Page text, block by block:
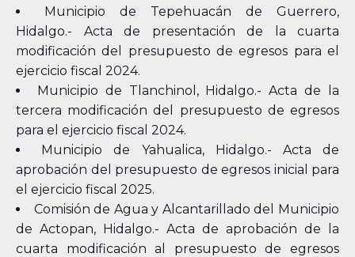
Municipio de Tepehuacán de Guerrero,
Hidalgo.- Acta de presentación de la cuarta
modificación del presupuesto de egresos para el
ejercicio fiscal 2024.
Municipio de Tlanchinol, Hidalgo.- Acta de la
tercera modificación del presupuesto de egresos
para el ejercicio fiscal 2024.
Municipio de Yahualica, Hidalgo.- Acta de
aprobación del presupuesto de egresos inicial para
el ejercicio fiscal 2025.
Comisión de Agua y Alcantarillado del Municipio
de Actopan, Hidalgo.- Acta de aprobación de la
cuarta modificación al presupuesto de egresos